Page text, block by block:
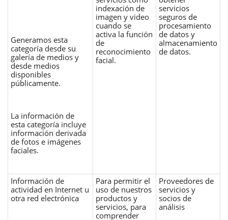
Generamos esta
categoría desde su
galería de medios y
desde medios
disponibles
públicamente.
La información de
esta categoría incluye
información derivada
de fotos e imágenes
faciales.
indexación de
imagen y video
cuando se
activa la función
de
reconocimiento
facial.
servicios
seguros de
procesamiento
de datos y
almacenamiento
de datos.
Información de
actividad en Internet u
otra red electrónica
Para permitir el
uso de nuestros
productos y
servicios, para
comprender
Proveedores de
servicios y
socios de
análisis